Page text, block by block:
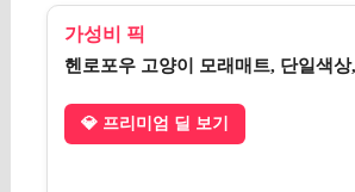
가성비 픽
헨로포우 고양이 모래매트, 단일색
💎 프리미엄 딜 보기